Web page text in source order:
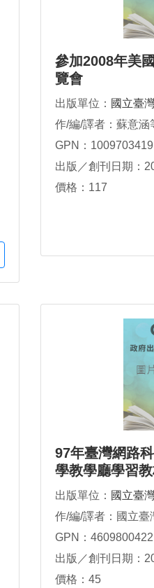
參加2008年美
覽會
出版單位： 國立臺
作/編/譯者：蘇意涵
GPN：1009703419
出版／創刊日期：
價格：117
97年臺灣網路
學教學廳學習
出版單位： 國立臺
作/編/譯者：國立臺
GPN：4609800422
出版／創刊日期：
價格：45